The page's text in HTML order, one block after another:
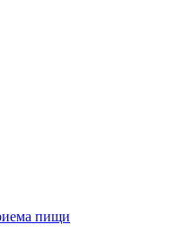
пищи